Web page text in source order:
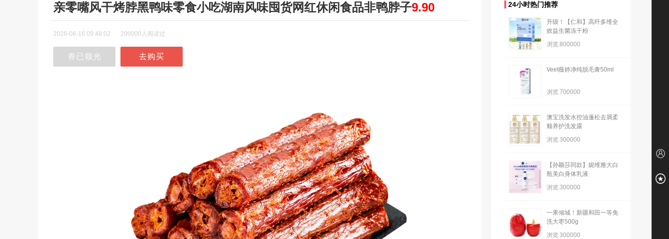
亲零嘴风干烤脖黑鸭味零食小吃湖南风味囤货网红休闲食品非鸭脖子9.90
2026-06-16 09:48:02 200000人阅读过
券已领光 去购买
24小时热门推荐
升级！【仁和】高纤多维全
效益生菌冻干粉
浏览800000
Veet薇婷净纯脱毛膏50ml
浏览700000
澳宝洗发水控油蓬松去屑柔
顺养护洗发露
浏览300000
【孙颖莎同款】妮维雅大白
瓶美白身体乳液
浏览300000
一果倾城！新疆和田一等免
洗大枣500g
浏览300000